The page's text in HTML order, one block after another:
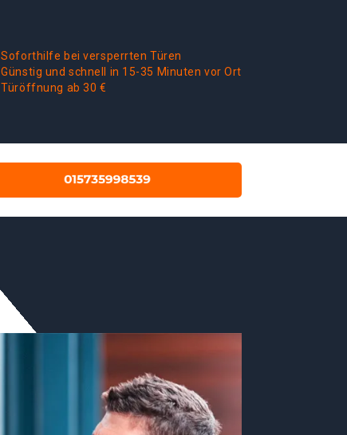
Soforthilfe bei versperrten Türen
Günstig und schnell in 15-35 Minuten vor Ort
Türöffnung ab 30 €